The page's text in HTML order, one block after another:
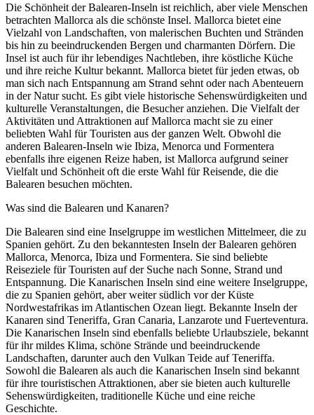
Die Schönheit der Balearen-Inseln ist reichlich, aber viele Menschen
betrachten Mallorca als die schönste Insel. Mallorca bietet eine
Vielzahl von Landschaften, von malerischen Buchten und Stränden
bis hin zu beeindruckenden Bergen und charmanten Dörfern. Die
Insel ist auch für ihr lebendiges Nachtleben, ihre köstliche Küche
und ihre reiche Kultur bekannt. Mallorca bietet für jeden etwas, ob
man sich nach Entspannung am Strand sehnt oder nach Abenteuern
in der Natur sucht. Es gibt viele historische Sehenswürdigkeiten und
kulturelle Veranstaltungen, die Besucher anziehen. Die Vielfalt der
Aktivitäten und Attraktionen auf Mallorca macht sie zu einer
beliebten Wahl für Touristen aus der ganzen Welt. Obwohl die
anderen Balearen-Inseln wie Ibiza, Menorca und Formentera
ebenfalls ihre eigenen Reize haben, ist Mallorca aufgrund seiner
Vielfalt und Schönheit oft die erste Wahl für Reisende, die die
Balearen besuchen möchten.
Was sind die Balearen und Kanaren?
Die Balearen sind eine Inselgruppe im westlichen Mittelmeer, die zu
Spanien gehört. Zu den bekanntesten Inseln der Balearen gehören
Mallorca, Menorca, Ibiza und Formentera. Sie sind beliebte
Reiseziele für Touristen auf der Suche nach Sonne, Strand und
Entspannung. Die Kanarischen Inseln sind eine weitere Inselgruppe,
die zu Spanien gehört, aber weiter südlich vor der Küste
Nordwestafrikas im Atlantischen Ozean liegt. Bekannte Inseln der
Kanaren sind Teneriffa, Gran Canaria, Lanzarote und Fuerteventura.
Die Kanarischen Inseln sind ebenfalls beliebte Urlaubsziele, bekannt
für ihr mildes Klima, schöne Strände und beeindruckende
Landschaften, darunter auch den Vulkan Teide auf Teneriffa.
Sowohl die Balearen als auch die Kanarischen Inseln sind bekannt
für ihre touristischen Attraktionen, aber sie bieten auch kulturelle
Sehenswürdigkeiten, traditionelle Küche und eine reiche
Geschichte.